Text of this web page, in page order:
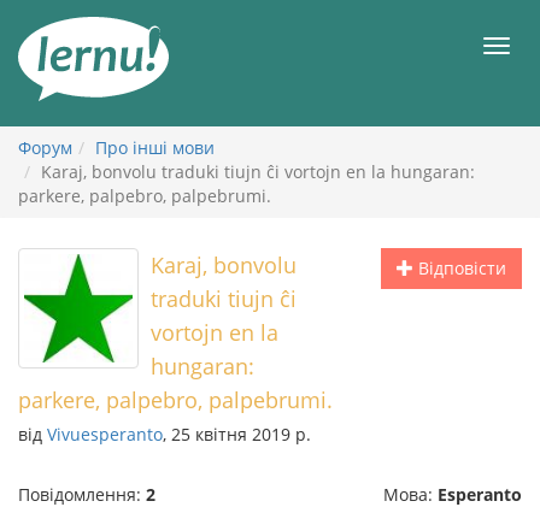
змісту
Форум
Про інші мови
Karaj, bonvolu traduki tiujn ĉi vortojn en la hungaran:
parkere, palpebro, palpebrumi.
Відповісти
Karaj, bonvolu
traduki tiujn ĉi
vortojn en la
hungaran:
parkere, palpebro, palpebrumi.
від Vivuesperanto, 25 квітня 2019 р.
Повідомлення: 2 Мова: Esperanto